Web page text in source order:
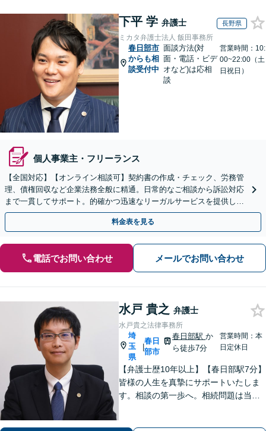
下平 学 弁護士 長野県
ミカタ弁護士法人 飯田事務所
春日部市
からも相
談受付中
面談方法(対
面・電話・ビデ
オなど)は応相
談
営業時間：10:
00~22:00（土
日祝日）
個人事業主・フリーランス
【全国対応】【オンライン相談可】契約書の作成・チェック、労務管
理、債権回収など企業法務全般に精通。日常的なご相談から訴訟対応
まで一貫してサポート。的確かつ迅速なリーガルサービスを提供しま
す。【初回相談無料】【休日・夜間相談可】
料金表を見る
電話でお問い合わせ メールでお問い合わせ
水戸 貴之 弁護士
水戸貴之法律事務所
埼
玉
県
|
春日
部市
春日部駅か
ら徒歩7分
営業時間：本
日定休日
【弁護士歴10年以上】【春日部駅7分】
皆様の人生を真摯にサポートいたしま
す。相談の第一歩へ。相続問題は当事